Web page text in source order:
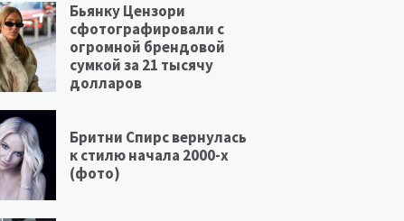
Бьянку Цензори
сфотографировали с
огромной брендовой
сумкой за 21 тысячу
долларов
Бритни Спирс вернулась
к стилю начала 2000-х
(фото)